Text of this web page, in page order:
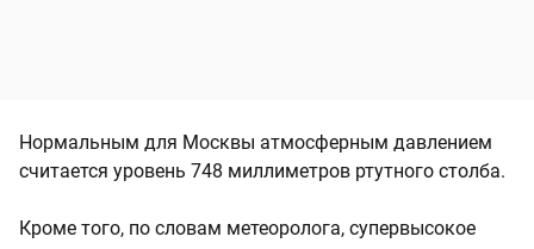
Нормальным для Москвы атмосферным давлением
считается уровень 748 миллиметров ртутного столба.
Кроме того, по словам метеоролога, супервысокое